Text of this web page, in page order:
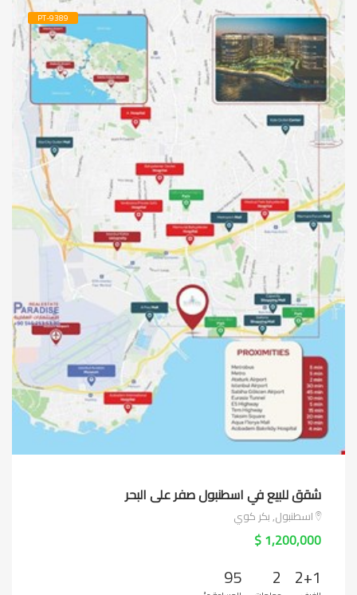
PT-9389
شقق للبيع في اسطنبول صفر على البحر
اسطنبول, بكر كوي
1,200,000 $
2+1
2
95